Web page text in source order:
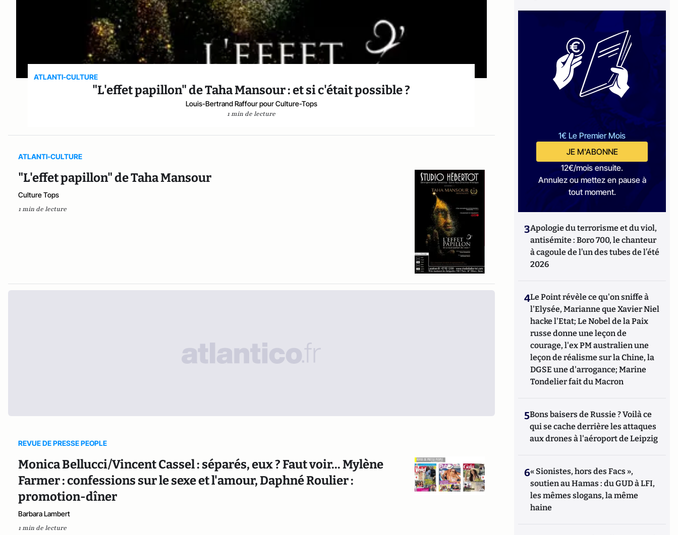
ATLANTI-CULTURE
"L'effet papillon" de Taha Mansour : et si c'était possible ?
Louis-Bertrand Raffour pour Culture-Tops
1 min de lecture
ATLANTI-CULTURE
"L'effet papillon" de Taha Mansour
Culture Tops
1 min de lecture
REVUE DE PRESSE PEOPLE
Monica Bellucci/Vincent Cassel : séparés, eux ? Faut voir... Mylène
Farmer : confessions sur le sexe et l'amour, Daphné Roulier :
promotion-dîner
Barbara Lambert
1 min de lecture
1€ Le Premier Mois
JE M'ABONNE
12€/mois ensuite.
Annulez ou mettez en pause à
tout moment.
3Apologie du terrorisme et du viol,
antisémite : Boro 700, le chanteur
à cagoule de l’un des tubes de l’été
2026
4Le Point révèle ce qu'on sniffe à
l'Elysée, Marianne que Xavier Niel
hacke l'Etat; Le Nobel de la Paix
russe donne une leçon de
courage, l'ex PM australien une
leçon de réalisme sur la Chine, la
DGSE une d'arrogance; Marine
Tondelier fait du Macron
5Bons baisers de Russie ? Voilà ce
qui se cache derrière les attaques
aux drones à l'aéroport de Leipzig
6« Sionistes, hors des Facs »,
soutien au Hamas : du GUD à LFI,
les mêmes slogans, la même
haine